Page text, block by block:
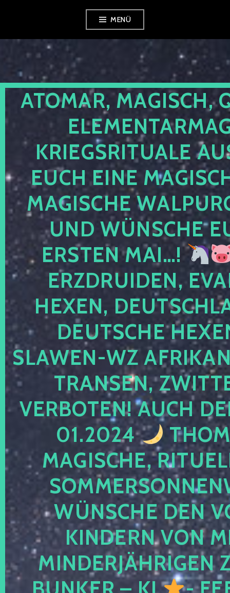
springen
MENÜ
ATOMAR, MAGISCH,
KRIEGSRITUALE
EUCH EINE
MAGISCHE
UND WÜNSCHE
ERSTEN MAI…!
ERZDRUIDEN,
HEXEN,
DEUTSCHE
SLAWEN-WZ
TRANSEN,
VERBOTEN! AUCH
01.2024
MAGISCHE,
WÜNSCHE DEN
KINDERN VON
MINDERJÄHRIGEN